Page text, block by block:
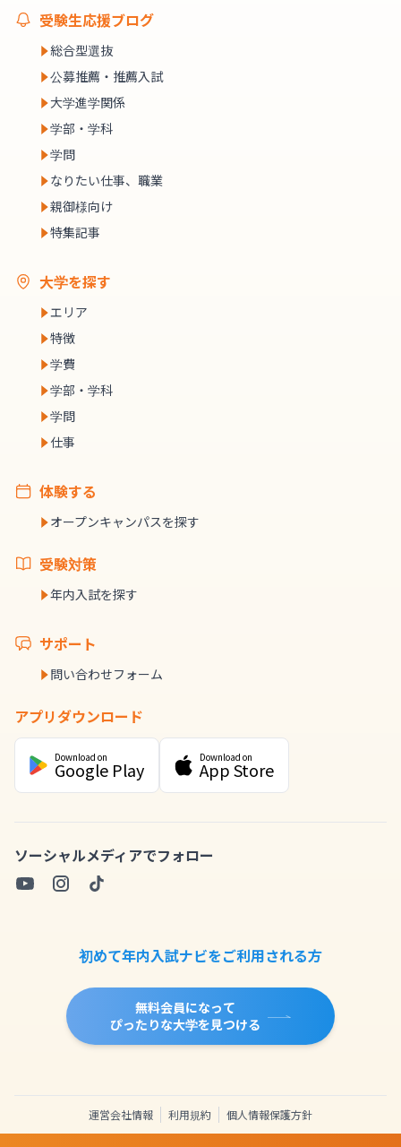
受験生応援ブログ
総合型選抜
公募推薦・推薦入試
大学進学関係
学部・学科
学問
なりたい仕事、職業
親御様向け
特集記事
大学を探す
エリア
特徴
学費
学部・学科
学問
仕事
体験する
オープンキャンパスを探す
受験対策
年内入試を探す
サポート
問い合わせフォーム
アプリダウンロード
Download on
Google Play
Download on
App Store
ソーシャルメディアでフォロー
初めて年内入試ナビをご利用される方
無料会員になって
ぴったりな大学を見つける
運営会社情報 利用規約 個人情報保護方針